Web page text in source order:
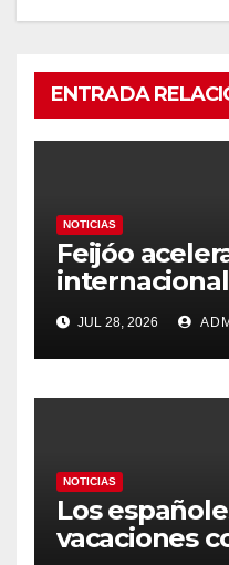
ENTRADA
NOTICIAS
Feijóo
prioritario en
gobierno
JUL 28, 2026
NOTICIAS
Los
vacaciones